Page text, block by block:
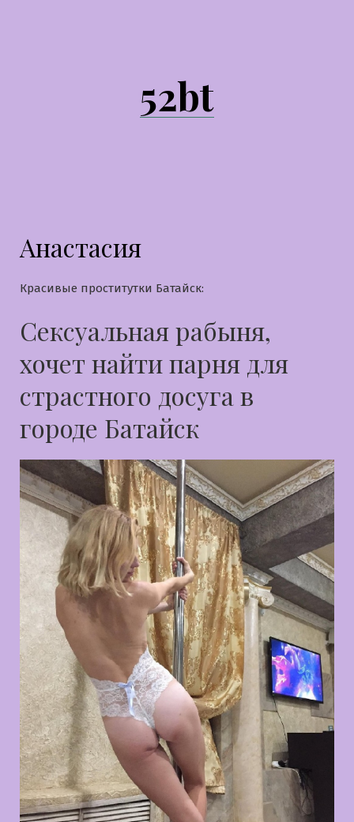
52bt
Анастасия
Красивые проститутки Батайск:
Сексуальная рабыня,
хочет найти парня для
страстного досуга в
городе Батайск